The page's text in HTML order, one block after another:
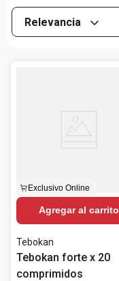
Relevancia
Exclusivo Online
Agregar al carrito
Tebokan
Tebokan forte x 20
comprimidos